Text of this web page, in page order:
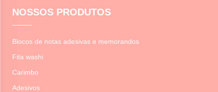
NOSSOS PRODUTOS
Blocos de notas adesivas e memorandos
Fita washi
Carimbo
Adesivos